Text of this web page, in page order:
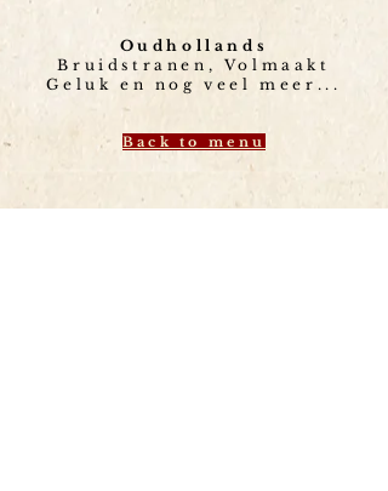
Oudhollands
Bruidstranen, Volmaakt
Geluk en
nog veel meer...
Back to menu